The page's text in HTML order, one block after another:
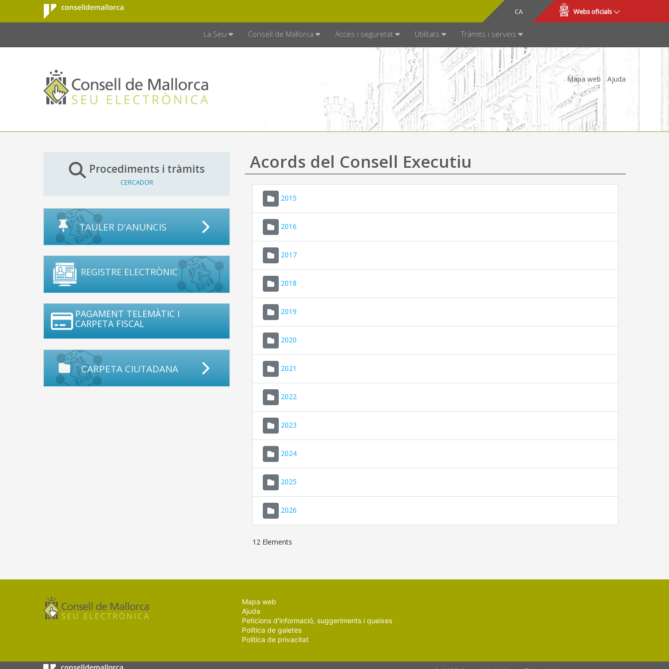
Salta al contingut principal
Consell de
Mallorca
CA
ES Webs oficials
La Seu Consell de Mallorca Accés i seguretat Utilitats Tràmits i serveis
Mapa web Ajuda
Procediments i tràmits
CERCADOR
TAULER D'ANUNCIS
REGISTRE ELECTRÒNIC
PAGAMENT TELEMÀTIC I
CARPETA FISCAL
CARPETA CIUTADANA
Acords del Consell Executiu
2015
2016
2017
2018
2019
2020
2021
2022
2023
2024
2025
2026
12 Elements
Mapa web
Ajuda
Peticions d'informació, suggeriments i queixes
Política de galetes
Política de privacitat